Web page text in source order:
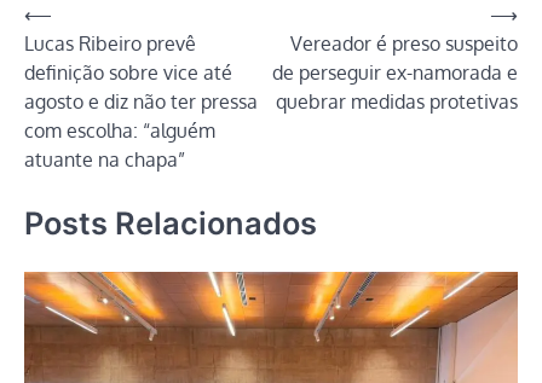
Navegação
de
Post
⟵
Lucas Ribeiro prevê
definição sobre vice até
agosto e diz não ter pressa
com escolha: “alguém
atuante na chapa”
Vereador é preso suspeito
de perseguir ex-namorada e
quebrar medidas protetivas
⟶
Posts Relacionados